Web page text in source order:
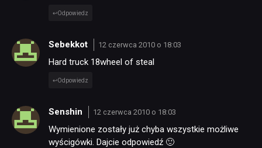
Odpowiedz
Sebekkot 12 czerwca 2010 o 18:03
Hard truck 18wheel of steal
Odpowiedz
Senshin 12 czerwca 2010 o 18:03
Wymienione zostały już chyba wszystkie możliwe
wyścigówki. Dajcie odpowiedź 🙂